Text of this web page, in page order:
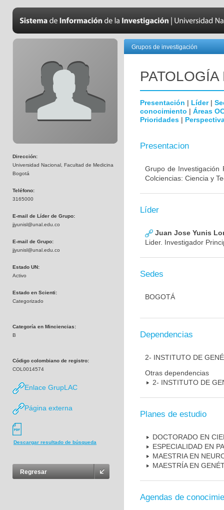
Dirección:
Universidad Nacional, Facultad de Medicina
Bogotá
Teléfono:
3165000
E-mail de Líder de Grupo:
jjyunisl@unal.edu.co
E-mail de Grupo:
jjyunisl@unal.edu.co
Estado UN:
Activo
Estado en Scienti:
Categorizado
Categoría en Minciencias:
B
Código colombiano de registro:
COL0014574
Enlace GrupLAC
Página externa
Descargar resultado de búsqueda
Regresar
Grupos de investigación
Presentación | Líder|
conocimiento | Áreas
Prioridades |
Presentacion
Grupo de Investigación
Colciencias: Ciencia y
Líder
Juan Jose Yunis
Lider. Investigador
Sedes
BOGOTÁ
Dependencias
2- INSTITUTO DE
Otras dependencias
2- INSTITUTO DE
Planes de estudio
DOCTORADO EN
ESPECIALIDAD EN
MAESTRIA EN
MAESTRÍA EN
Agendas de